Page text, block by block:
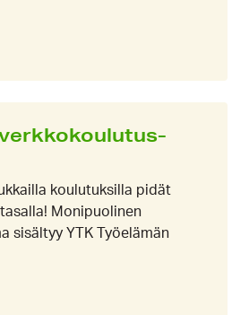
koulutuksilla pidät
Monipuolinen
sisältyy YTK Työelämän